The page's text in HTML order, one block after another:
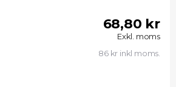
68,80 kr
Exkl. moms
86 kr inkl moms.